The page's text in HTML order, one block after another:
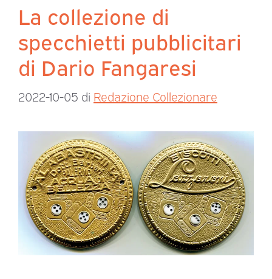
La collezione di
specchietti pubblicitari
di Dario Fangaresi
2022-10-05 di Redazione Collezionare